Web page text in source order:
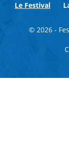
Le Festival
© 2026 -